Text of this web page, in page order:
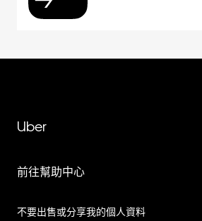
Uber
前往幫助中心
不要出售或分享我的個人資料